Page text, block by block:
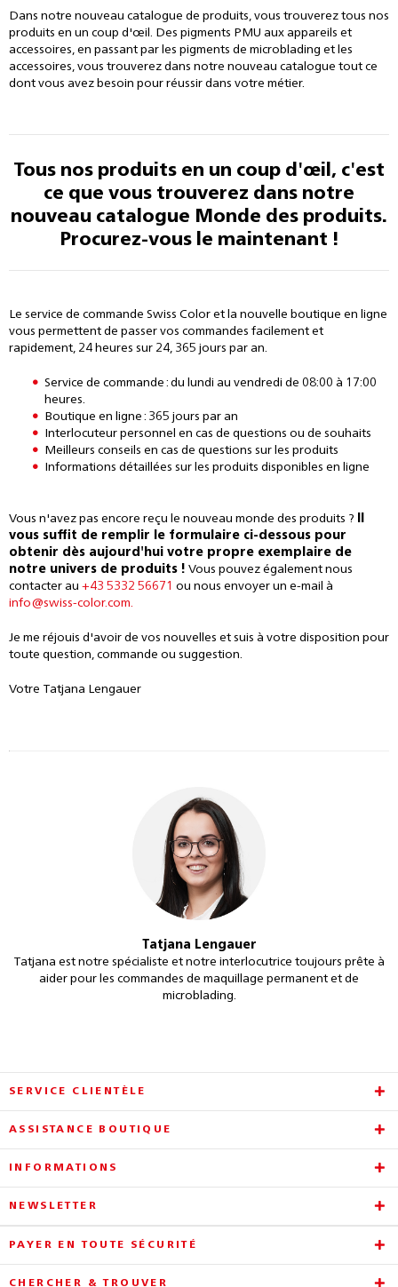
Dans notre nouveau catalogue de produits, vous trouverez tous nos
produits en un coup d'œil. Des pigments PMU aux appareils et
accessoires, en passant par les pigments de microblading et les
accessoires, vous trouverez dans notre nouveau catalogue tout ce
dont vous avez besoin pour réussir dans votre métier.
Tous nos produits en un coup d'œil, c'est
ce que vous trouverez dans notre
nouveau catalogue Monde des produits.
Procurez-vous le maintenant !
Le service de commande Swiss Color et la nouvelle boutique en ligne
vous permettent de passer vos commandes facilement et
rapidement, 24 heures sur 24, 365 jours par an.
Service de commande : du lundi au vendredi de 08:00 à 17:00
heures.
Boutique en ligne : 365 jours par an
Interlocuteur personnel en cas de questions ou de souhaits
Meilleurs conseils en cas de questions sur les produits
Informations détaillées sur les produits disponibles en ligne
Vous n'avez pas encore reçu le nouveau monde des produits ?
vous suffit de remplir le formulaire ci-dessous pour
obtenir dès aujourd'hui votre propre exemplaire de
notre univers de produits ! Vous pouvez également nous
contacter au +43 5332 56671 ou nous envoyer un e-mail à
info@swiss-color.com.
Je me réjouis d'avoir de vos nouvelles et suis à votre disposition pour
toute question, commande ou suggestion.
Votre Tatjana Lengauer
Tatjana Lengauer
Tatjana est notre spécialiste et notre interlocutrice toujours prête à
aider pour les commandes de maquillage permanent et de
microblading.
SERVICE CLIENTÈLE
ASSISTANCE BOUTIQUE
INFORMATIONS
NEWSLETTER
PAYER EN TOUTE SÉCURITÉ
CHERCHER & TROUVER